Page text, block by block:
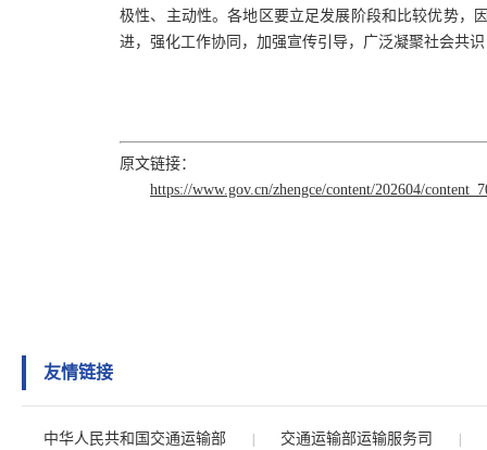
极性、主动性。各地区要立足发展阶段和比较优势，
进，强化工作协同，加强宣传引导，广泛凝聚社会共
原文链接：
https://www.gov.cn/zhengce/content/202604/
友情链接
中华人民共和国交通运输部 交通运输部运输服务司